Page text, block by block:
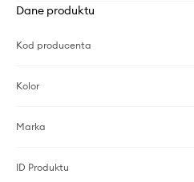
Dane produktu
Kod producenta
Kolor
Marka
ID Produktu